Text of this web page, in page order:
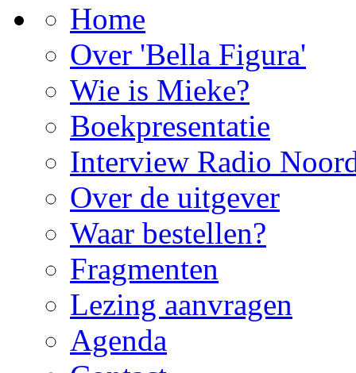
Home
Over 'Bella Figura'
Wie is Mieke?
Boekpresentatie
Interview Radio
Over de uitgever
Waar bestellen?
Fragmenten
Lezing aanvragen
Agenda